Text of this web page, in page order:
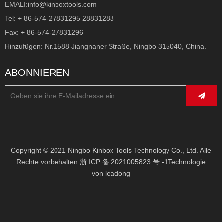
EMALI:info@kinboxtools.com
Tel: + 86-574-27831295 28831288
Fax: + 86-574-27831296
Hinzufügen: Nr.1588 Jiangnaner Straße, Ningbo 315040, China.
ABONNIEREN
Copyright © 2021 Ningbo Kinbox Tools Technology Co., Ltd. Alle
Rechte vorbehalten. 浙 ICP 备 2021005823 号 -1Technologie
von leadong